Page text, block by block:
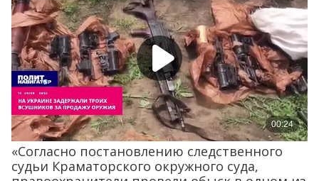
«Согласно постановлению следственного
судьи Краматорского окружного суда,